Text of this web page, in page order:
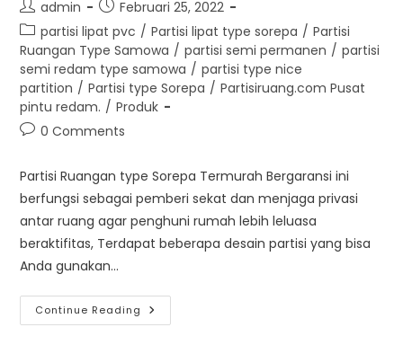
Post
author:
admin
Post
published:
Februari 25, 2022
Post
category:
partisi lipat pvc / Partisi lipat type sorepa / Partisi
Ruangan Type Samowa / partisi semi permanen / partisi
semi redam type samowa / partisi type nice
partition / Partisi type Sorepa / Partisiruang.com Pusat
pintu redam. / Produk
Post0 Comments
Partisi Ruangan type Sorepa Termurah Bergaransi ini
berfungsi sebagai pemberi sekat dan menjaga privasi
antar ruang agar penghuni rumah lebih leluasa
beraktifitas, Terdapat beberapa desain partisi yang bisa
Anda gunakan…
Continue Reading Partisi
Ruangan